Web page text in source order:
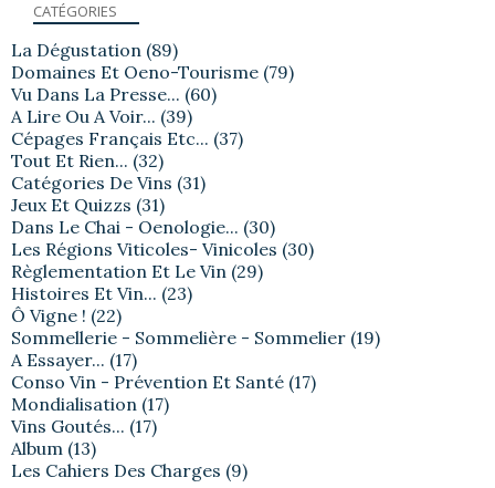
CATÉGORIES
La Dégustation (89)
Domaines Et Oeno-Tourisme (79)
Vu Dans La Presse... (60)
A Lire Ou A Voir... (39)
Cépages Français Etc... (37)
Tout Et Rien... (32)
Catégories De Vins (31)
Jeux Et Quizzs (31)
Dans Le Chai - Oenologie... (30)
Les Régions Viticoles- Vinicoles (30)
Règlementation Et Le Vin (29)
Histoires Et Vin... (23)
Ô Vigne ! (22)
Sommellerie - Sommelière - Sommelier (19)
A Essayer... (17)
Conso Vin - Prévention Et Santé (17)
Mondialisation (17)
Vins Goutés... (17)
Album (13)
Les Cahiers Des Charges (9)